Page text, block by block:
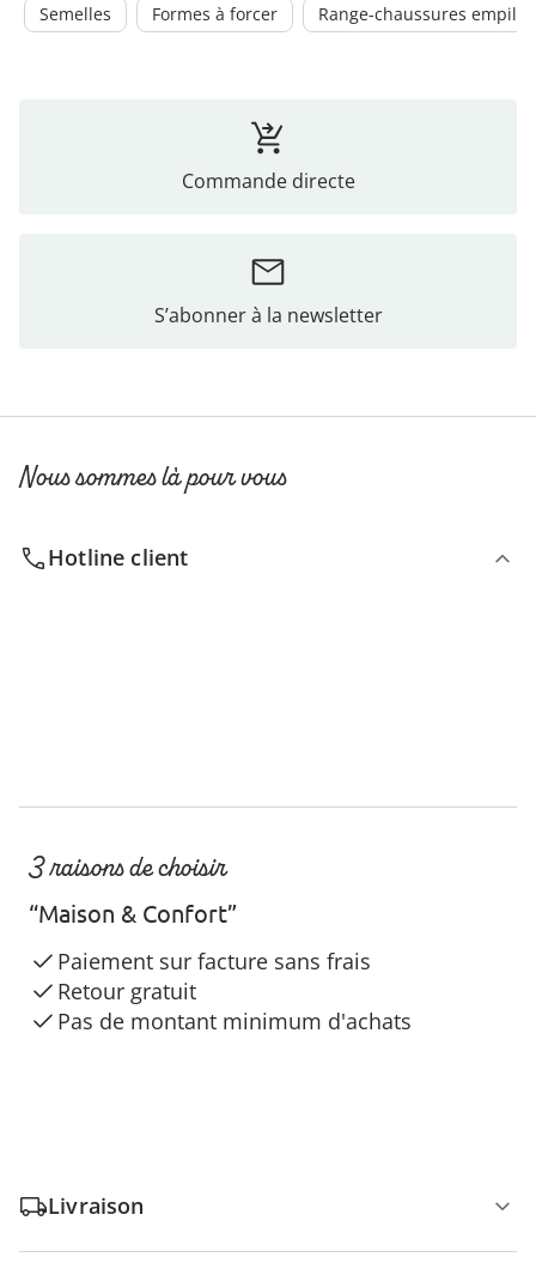
Semelles Formes à forcer Range-chaussures
Commande directe
S’abonner à la newsletter
Nous sommes là pour vous
Hotline client
3 raisons de choisir
“Maison & Confort”
Paiement sur facture sans frais
Retour gratuit
Pas de montant minimum d'achats
Livraison